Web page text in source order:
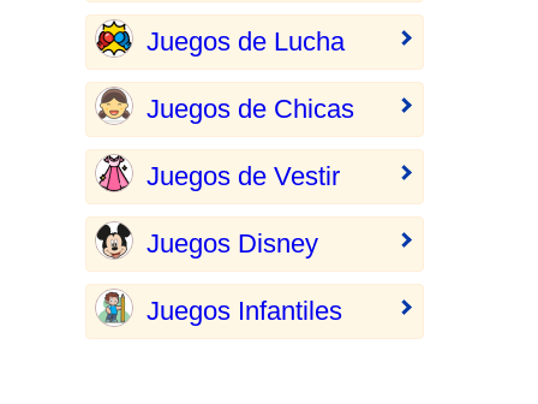
Juegos de Lucha
Juegos de Chicas
Juegos de Vestir
Juegos Disney
Juegos Infantiles